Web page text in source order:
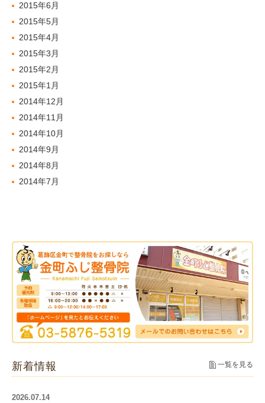
2015年6月
2015年5月
2015年4月
2015年3月
2015年2月
2015年1月
2014年12月
2014年11月
2014年10月
2014年9月
2014年8月
2014年7月
新着情報 一覧を見る
2026.07.14